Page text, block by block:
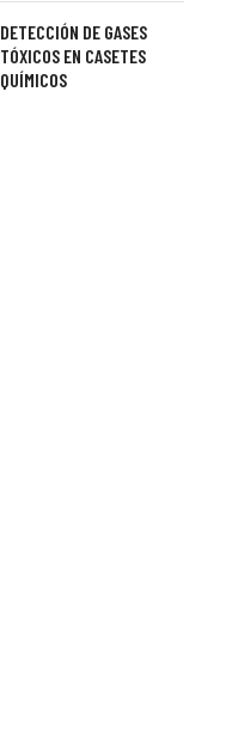
DETECCIÓN DE GASES
TÓXICOS EN CASETES
QUÍMICOS